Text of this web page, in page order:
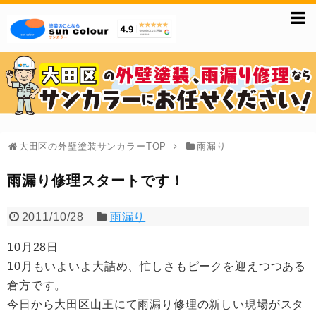
大田区の外壁塗装サンカラーTOP 雨漏り
雨漏り修理スタートです！
2011/10/28 雨漏り
10月28日
10月もいよいよ大詰め、忙しさもピークを迎えつつある
倉方です。
今日から大田区山王にて雨漏り修理の新しい現場がスタ